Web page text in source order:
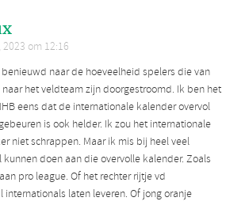
om 12:16
naar de hoeveelheid spelers die van
het veldteam zijn doorgestroomd. Ik ben het
eens dat de internationale kalender overvol
is ook helder. Ik zou het internationale
niet schrappen. Maar ik mis bij heel veel
doen aan die overvolle kalender. Zoals
pro league. Of het rechter rijtje vd
internationals laten leveren. Of jong oranje